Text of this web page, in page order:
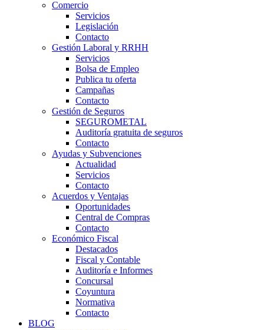
Comercio
Servicios
Legislación
Contacto
Gestión Laboral y RRHH
Servicios
Bolsa de Empleo
Publica tu oferta
Campañas
Contacto
Gestión de Seguros
SEGUROMETAL
Auditoría gratuita de seguros
Contacto
Ayudas y Subvenciones
Actualidad
Servicios
Contacto
Acuerdos y Ventajas
Oportunidades
Central de Compras
Contacto
Económico Fiscal
Destacados
Fiscal y Contable
Auditoría e Informes
Concursal
Coyuntura
Normativa
Contacto
BLOG